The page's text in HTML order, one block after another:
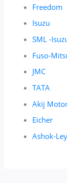
Freedom
Isuzu
SML -
Fuso-
JMC
TATA
Akij
Eicher
Ashok-